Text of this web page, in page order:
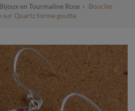
Bijoux en Tourmaline Rose
Boucles
sur Quartz forme goutte